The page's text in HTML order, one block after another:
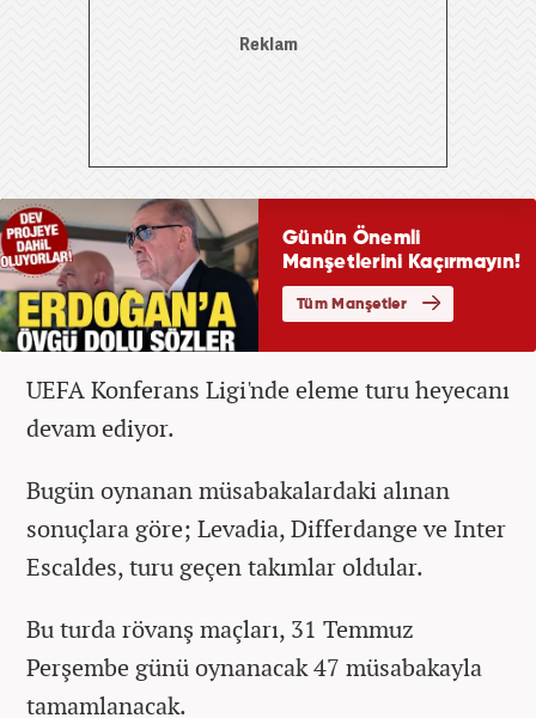
UEFA Konferans Ligi'nde eleme turu heyecanı
devam ediyor.
Bugün oynanan müsabakalardaki alınan
sonuçlara göre; Levadia, Differdange ve Inter
Escaldes, turu geçen takımlar oldular.
Bu turda rövanş maçları, 31 Temmuz
Perşembe günü oynanacak 47 müsabakayla
tamamlanacak.